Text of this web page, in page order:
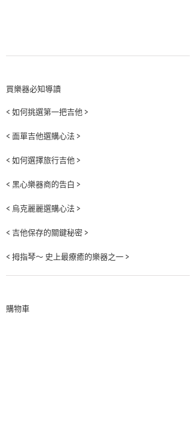
買樂器必知導讀
< 如何挑選第一把吉他 >
< 面單吉他選購心法 >
< 如何選擇旅行吉他 >
< 黑心樂器商的告白 >
< 烏克麗麗選購心法 >
< 吉他保存的關鍵秘密 >
< 拇指琴～ 史上最療癒的樂器之一 >
購物車